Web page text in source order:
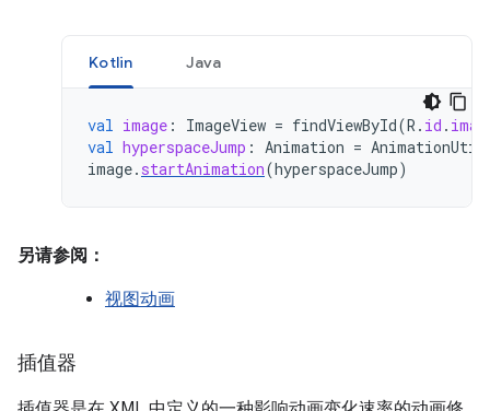
Kotlin Java
val image : ImageView = findViewById(R . id .
val hyperspaceJump : Animation =
image. startAnimation(hyperspaceJump)
另请参阅：
视图动画
插值器